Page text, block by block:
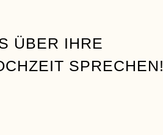
ÜBER IHRE
SPRECHEN!